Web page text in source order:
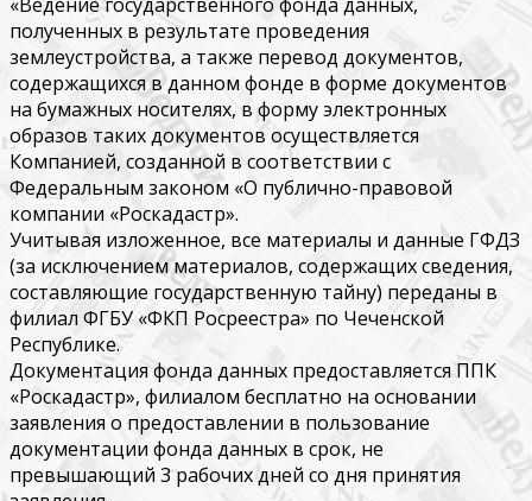
полученных в результате проведения
землеустройства, а также перевод документов,
содержащихся в данном фонде в форме документов
на бумажных носителях, в форму электронных
образов таких документов осуществляется
Компанией, созданной в соответствии с
Федеральным законом «О публично-правовой
компании «Роскадастр».
Учитывая изложенное, все материалы и данные ГФДЗ
(за исключением материалов, содержащих сведения,
составляющие государственную тайну) переданы в
филиал ФГБУ «ФКП Росреестра» по Чеченской
Республике.
Документация фонда данных предоставляется ППК
«Роскадастр», филиалом бесплатно на основании
заявления о предоставлении в пользование
документации фонда данных в срок, не
превышающий 3 рабочих дней со дня принятия